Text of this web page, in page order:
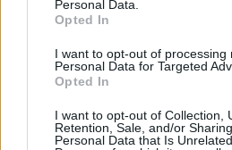
Personal Data.
Opted In
I want to opt-out of processing
Personal Data for Targeted
Opted In
I want to opt-out of Collection,
Retention, Sale, and/or
Personal Data that Is
Un primo tempo disastroso.
può sbagliare, anche cross
cambia nella ripresa,
lucidità, riesce meglio a